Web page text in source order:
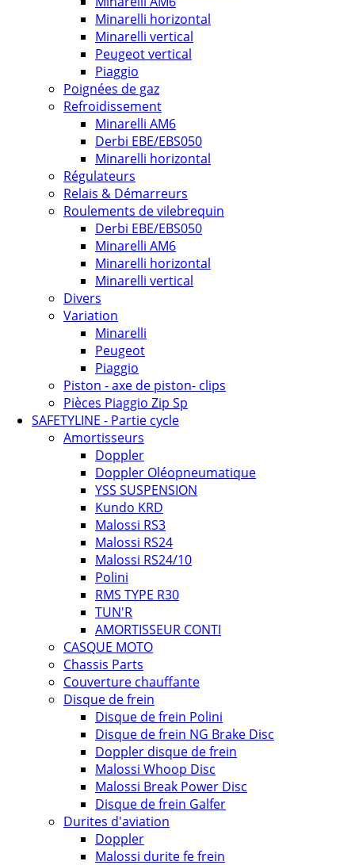
Minarelli horizontal
Minarelli vertical
Peugeot vertical
Piaggio
Poignées de gaz
Refroidissement
Minarelli AM6
Derbi EBE/EBS050
Minarelli horizontal
Régulateurs
Relais & Démarreurs
Roulements de vilebrequin
Derbi EBE/EBS050
Minarelli AM6
Minarelli horizontal
Minarelli vertical
Divers
Variation
Minarelli
Peugeot
Piaggio
Piston - axe de piston- clips
Pièces Piaggio Zip Sp
SAFETYLINE - Partie cycle
Amortisseurs
Doppler
Doppler Oléopneumatique
YSS SUSPENSION
Kundo KRD
Malossi RS3
Malossi RS24
Malossi RS24/10
Polini
RMS TYPE R30
TUN'R
AMORTISSEUR CONTI
CASQUE MOTO
Chassis Parts
Couverture chauffante
Disque de frein
Disque de frein Polini
Disque de frein NG Brake Disc
Doppler disque de frein
Malossi Whoop Disc
Malossi Break Power Disc
Disque de frein Galfer
Durites d'aviation
Doppler
Malossi durite fe frein